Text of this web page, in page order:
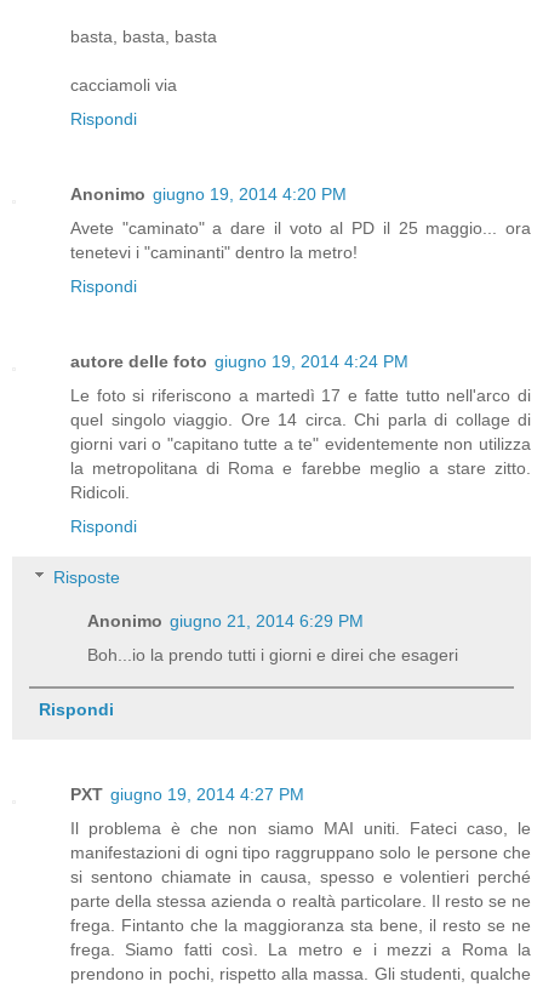
basta, basta, basta
cacciamoli via
Rispondi
Anonimo giugno 19, 2014 4:20 PM
Avete "caminato" a dare il voto al PD il 25 maggio... ora
tenetevi i "caminanti" dentro la metro!
Rispondi
autore delle foto giugno 19, 2014 4:24 PM
Le foto si riferiscono a martedì 17 e fatte tutto nell'arco di
quel singolo viaggio. Ore 14 circa. Chi parla di collage di
giorni vari o "capitano tutte a te" evidentemente non utilizza
la metropolitana di Roma e farebbe meglio a stare zitto.
Ridicoli.
Rispondi
Risposte
Anonimo giugno 21, 2014 6:29 PM
Boh...io la prendo tutti i giorni e direi che esageri
Rispondi
PXT giugno 19, 2014 4:27 PM
Il problema è che non siamo MAI uniti. Fateci caso, le
manifestazioni di ogni tipo raggruppano solo le persone che
si sentono chiamate in causa, spesso e volentieri perché
parte della stessa azienda o realtà particolare. Il resto se ne
frega. Fintanto che la maggioranza sta bene, il resto se ne
frega. Siamo fatti così. La metro e i mezzi a Roma la
prendono in pochi, rispetto alla massa. Gli studenti, qualche